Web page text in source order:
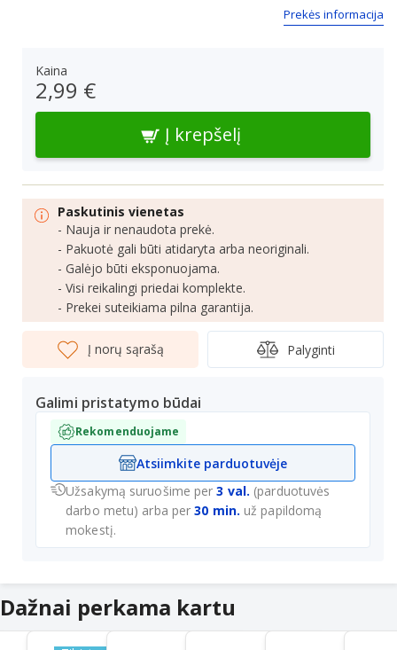
Prekės informacija
Kaina
2,99 €
Į krepšelį
Paskutinis vienetas
- Nauja ir nenaudota prekė.
- Pakuotė gali būti atidaryta arba neoriginali.
- Galėjo būti eksponuojama.
- Visi reikalingi priedai komplekte.
- Prekei suteikiama pilna garantija.
Į norų sąrašą Palyginti
Galimi pristatymo būdai
Rekomenduojame
Atsiimkite parduotuvėje
Užsakymą suruošime per3 val. (parduotuvės
darbo metu) arba per30 min. už papildomą
mokestį.
Dažnai perkama kartu